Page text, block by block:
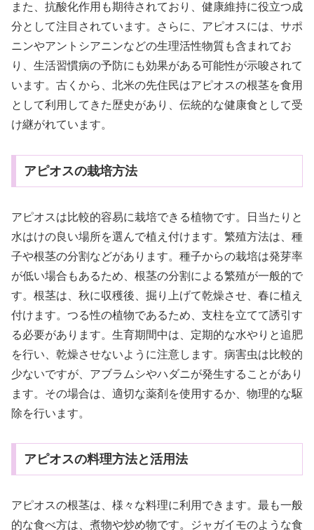
また、抗酸化作用も期待されており、健康維持に役立つ成
分として注目されています。さらに、アピオスには、サポ
ニンやアントシアニンなどの生理活性物質も含まれてお
り、生活習慣病の予防にも効果がある可能性が示唆されて
います。古くから、北米の先住民はアピオスの根茎を食用
として利用してきた歴史があり、伝統的な健康食として受
け継がれています。
アピオスの栽培方法
アピオスは比較的容易に栽培できる植物です。日当たりと
水はけの良い場所を選んで植え付けます。繁殖方法は、種
子や根茎の分割などがあります。種子からの栽培は発芽率
が低い場合もあるため、根茎の分割による繁殖が一般的で
す。根茎は、秋に収穫後、掘り上げて乾燥させ、春に植え
付けます。つる性の植物であるため、支柱を立てて誘引す
る必要があります。生育期間中は、定期的な水やりと追肥
を行い、乾燥させないように注意します。病害虫は比較的
少ないですが、アブラムシやハダニが発生することがあり
ます。その場合は、適切な薬剤を使用するか、物理的な駆
除を行います。
アピオスの料理方法と活用法
アピオスの根茎は、様々な料理に利用できます。最も一般
的な食べ方は、煮物や炒め物です。ジャガイモのような食